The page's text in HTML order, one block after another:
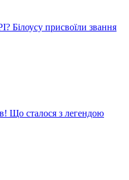
присвоїли звання
Що сталося з легендою